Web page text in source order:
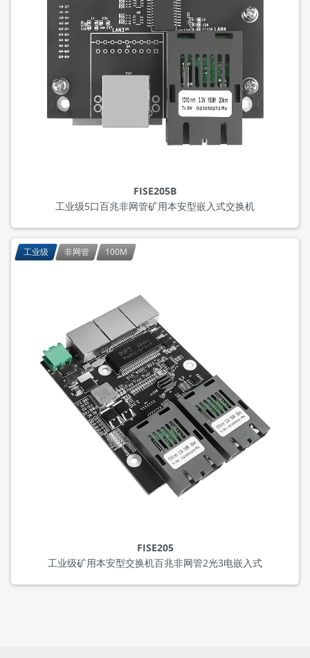
FISE205B
工业级5口百兆非网管矿用本安型嵌入式交换机
FISE205
工业级矿用本安型交换机百兆非网管2光3电嵌入式
工业级 非网管 100M